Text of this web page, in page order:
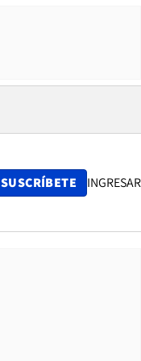
SUSCRÍBETE INGRESAR